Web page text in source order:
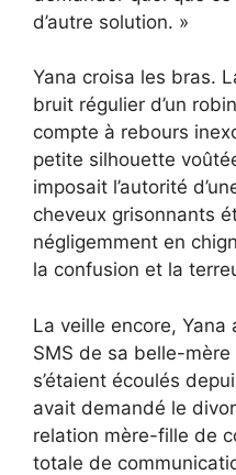
d’autre solution. »
Yana croisa les bras.
bruit régulier d’un
compte à rebours
petite silhouette
imposait l’autorité
cheveux grisonnants
négligemment en
la confusion et la
La veille encore,
SMS de sa belle-
s’étaient écoulés
avait demandé le
relation mère-fille de
totale de